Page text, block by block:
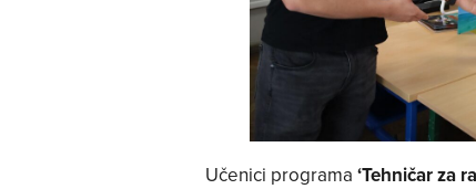
Učenici programa ‘Tehničar za